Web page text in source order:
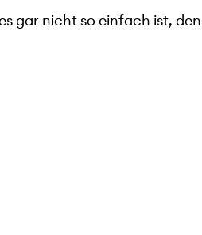
gar nicht so einfach ist, den